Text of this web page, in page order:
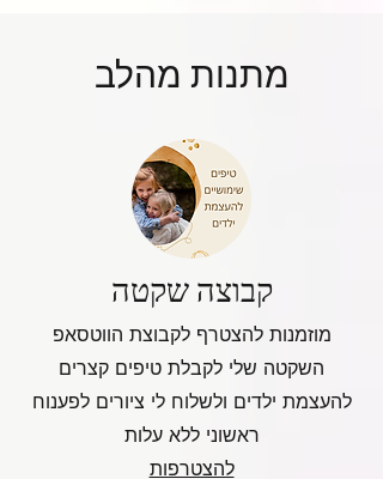
מתנות מהלב
קבוצה שקטה
מוזמנות להצטרף לקבוצת הווטסאפ
השקטה שלי לקבלת טיפים קצרים
להעצמת ילדים ולשלוח לי ציורים לפענוח
ראשוני ללא עלות
להצטרפות